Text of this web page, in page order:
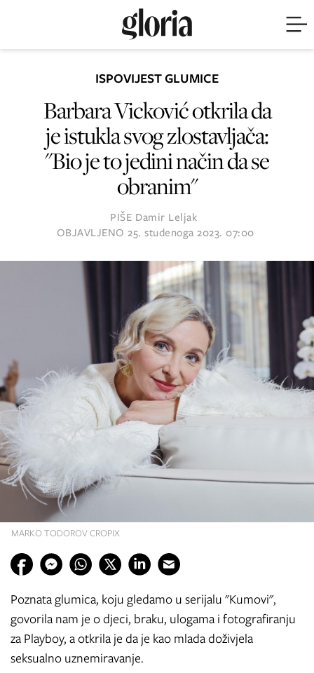
MARKO TODOROV CROPIX
ISPOVIJEST GLUMICE
Barbara Vicković otkrila da
je istukla svog zlostavljača:
"Bio je to jedini način da se
obranim"
PIŠE Damir Leljak
OBJAVLJENO 25. studenoga 2023. 07:00
Poznata glumica, koju gledamo u serijalu "Kumovi",
govorila nam je o djeci, braku, ulogama i fotografiranju
za Playboy, a otkrila je da je kao mlada doživjela
seksualno uznemiravanje.